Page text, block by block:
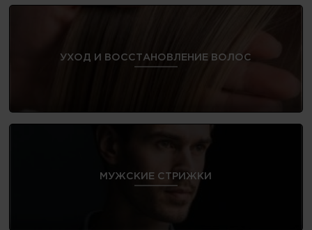
УХОД И ВОССТАНОВЛЕНИЕ ВОЛОС
МУЖСКИЕ СТРИЖКИ